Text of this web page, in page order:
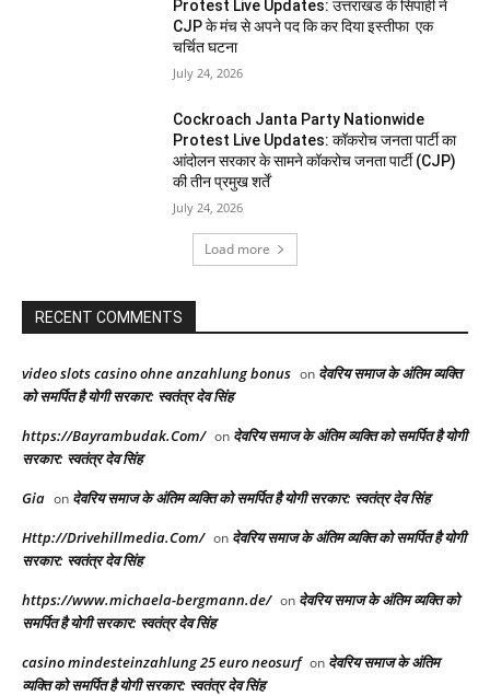
Protest Live Updates: उत्तराखंड के सिपाही ने
CJP के मंच से अपने पद कि कर दिया इस्तीफा एक
चर्चित घटना
July 24, 2026
Cockroach Janta Party Nationwide
Protest Live Updates: कॉकरोच जनता पार्टी का
आंदोलन सरकार के सामने कॉकरोच जनता पार्टी (CJP)
की तीन प्रमुख शर्तें
July 24, 2026
Load more
RECENT COMMENTS
video slots casino ohne anzahlung bonus on देवरिय समाज के अंतिम व्यक्ति
को समर्पित है योगी सरकार: स्वतंत्र देव सिंह
https://Bayrambudak.Com/ on देवरिय समाज के अंतिम व्यक्ति को समर्पित है योगी
सरकार: स्वतंत्र देव सिंह
Gia on देवरिय समाज के अंतिम व्यक्ति को समर्पित है योगी सरकार: स्वतंत्र देव सिंह
Http://Drivehillmedia.Com/ on देवरिय समाज के अंतिम व्यक्ति को समर्पित है योगी
सरकार: स्वतंत्र देव सिंह
https://www.michaela-bergmann.de/ on देवरिय समाज के अंतिम व्यक्ति को
समर्पित है योगी सरकार: स्वतंत्र देव सिंह
casino mindesteinzahlung 25 euro neosurf on देवरिय समाज के अंतिम
व्यक्ति को समर्पित है योगी सरकार: स्वतंत्र देव सिंह